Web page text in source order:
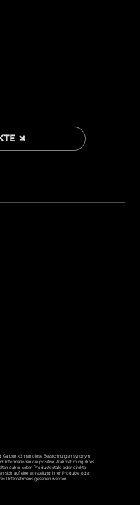
↘
können diese Bezeichnungen synonym
Informationen die positive Wahrnehmung ihres
daher selten Produktdetails oder direkte
sich auf eine Vorstellung ihrer Produkte oder
Unternehmens gesehen werden